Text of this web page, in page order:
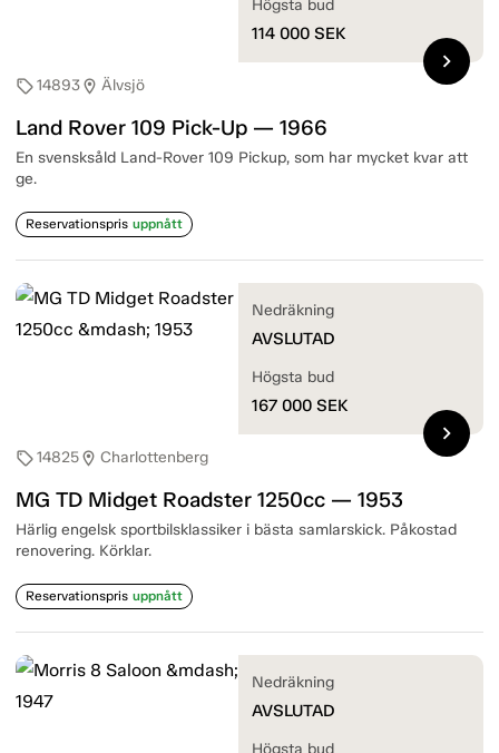
sell14893location_on Älvsjö
Land Rover 109 Pick-Up — 1966
En svensksåld Land-Rover 109 Pickup, som har mycket kvar att
ge.
Reservationspris uppnått
Högsta bud
114 000 SEK
chevron_right
sell14825location_on Charlottenberg
MG TD Midget Roadster 1250cc — 1953
Härlig engelsk sportbilsklassiker i bästa samlarskick. Påkostad
renovering. Körklar.
Reservationspris uppnått
Nedräkning
AVSLUTAD
Högsta bud
167 000 SEK
chevron_right
Nedräkning
AVSLUTAD
Högsta bud